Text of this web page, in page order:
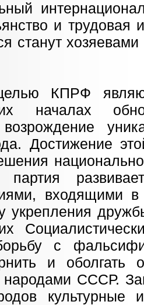
и трудовая
станут
КПРФ
началах
возрождение
Достижение
с
и оболгать
народами СССР.
культурные